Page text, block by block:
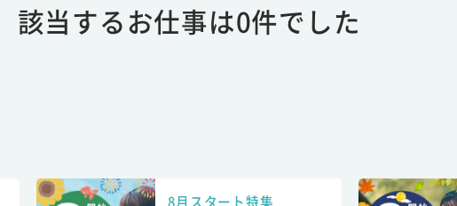
該当するお仕事は0件でした
8月スタート特集